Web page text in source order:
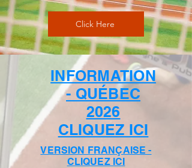
Click Here
INFORMATION
- QUÉBEC
2026
CLIQUEZ ICI
VERSION FRANÇAISE -
CLIQUEZ ICI